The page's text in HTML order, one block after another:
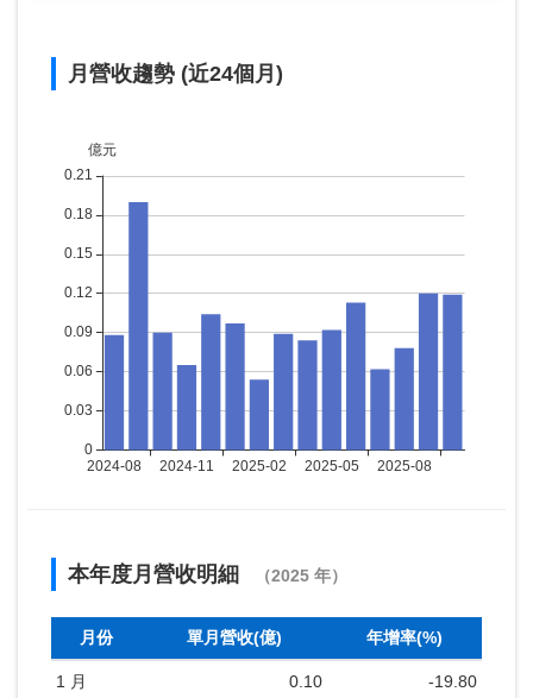
月營收趨勢 (近24個月)
本年度月營收明細 （2025 年）
月份 單月營收(億) 年增率(%)
1 月 0.10 -19.80